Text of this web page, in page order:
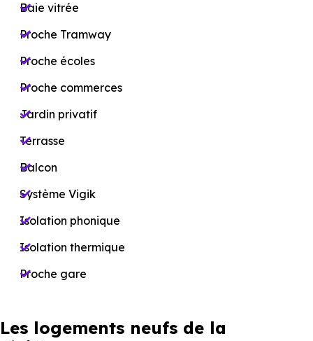
Baie vitrée
Proche Tramway
Proche écoles
Proche commerces
Jardin privatif
Terrasse
Balcon
Système Vigik
Isolation phonique
Isolation thermique
Proche gare
Les logements neufs de la